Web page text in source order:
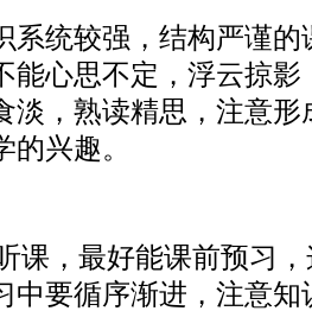
系统较强，结构严谨的
能心思不定，浮云掠影
淡，熟读精思，注意形
兴趣。
课，最好能课前预习
中要循序渐进，注意